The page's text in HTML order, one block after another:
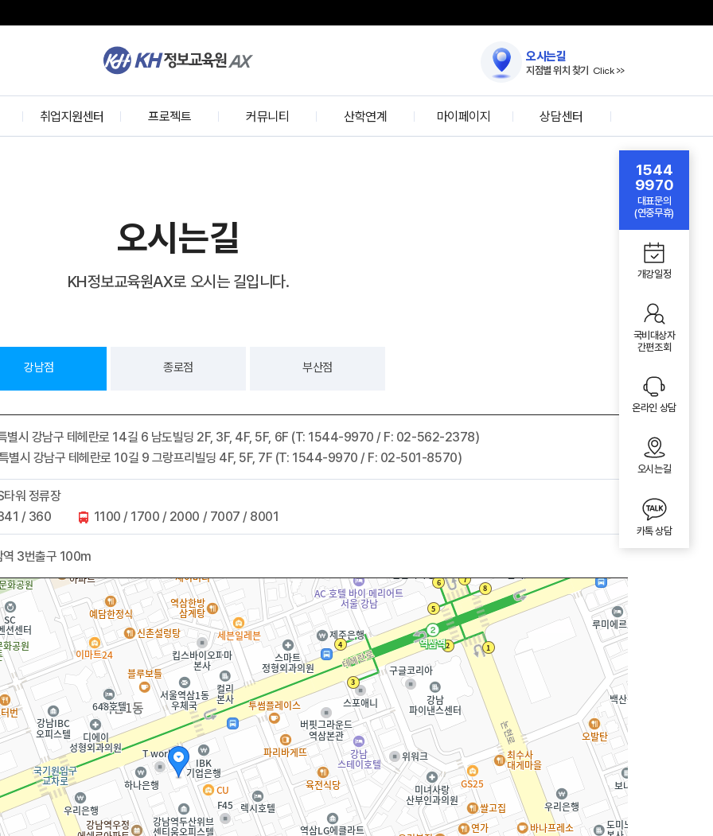
K
H
보
교
육
오시는길
지점별 위치 찾기 Click >>
협력기업
취업지원센터 프로젝트 커뮤니티 산학연계 마이페이지 상담센터
오시는길
KH정보교육원AX로 오시는 길입니다.
강남점 종로점 부산점
별시 강남구 테헤란로 14길 6 남도빌딩 2F, 3F, 4F, 5F, 6F (T: 1544-9970 / F: 02-562-2378)
별시 강남구 테헤란로 10길 9 그랑프리빌딩 4F, 5F, 7F (T: 1544-9970 / F: 02-501-8570)
타워 정류장
341 / 360
1100 / 1700 / 2000 / 7007 / 8001
역 3번출구 100m
1544
9970
대표문의
(연중무휴)
개강일정
국비대상자
간편조회
온라인 상담
오시는길
카톡 상담